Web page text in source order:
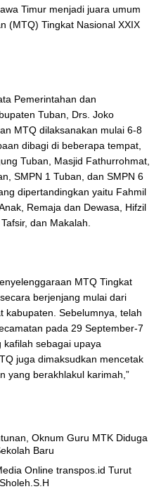
Timur menjadi juara umum
(MTQ) Tingkat Nasional XXIX
Pemerintahan dan
Tuban, Drs. Joko
MTQ dilaksanakan mulai 6-8
dibagi di beberapa tempat,
Tuban, Masjid Fathurrohmat,
SMPN 1 Tuban, dan SMPN 6
dipertandingkan yaitu Fahmil
Remaja dan Dewasa, Hifzil
dan Makalah.
MTQ Tingkat
berjenjang mulai dari
kabupaten. Sebelumnya, telah
pada 29 September-7
kafilah sebagai upaya
juga dimaksudkan mencetak
yang berakhlakul karimah,”
Oknum Guru MTK Diduga
Baru
Online transpos.id Turut